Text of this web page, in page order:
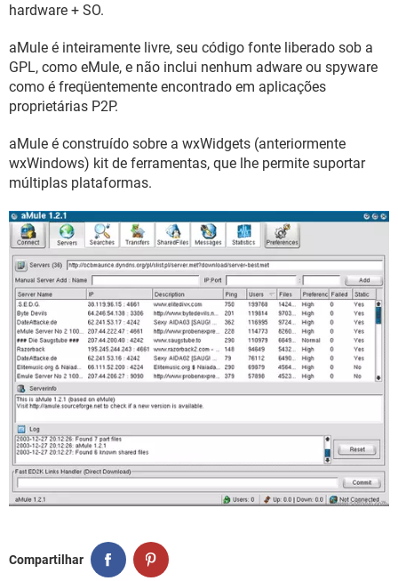
hardware + SO.
aMule é inteiramente livre, seu código fonte liberado sob a
GPL, como eMule, e não inclui nenhum adware ou spyware
como é freqüentemente encontrado em aplicações
proprietárias P2P.
aMule é construído sobre a wxWidgets (anteriormente
wxWindows) kit de ferramentas, que lhe permite suportar
múltiplas plataformas.
Compartilhar